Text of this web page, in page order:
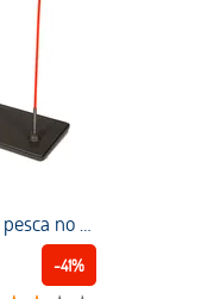
Portátil inverno vara de pesca no gelo ponta para cima com bandeira marcador pólo indicador equipamento dobrável ao ar livre pesca pólo equipamento equipamento equipamento equipamento equipamento equipamento equipamento equipamento equipamento equipamento equipamento
-41%